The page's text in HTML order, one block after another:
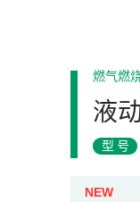
燃气燃
液
型号
NEW